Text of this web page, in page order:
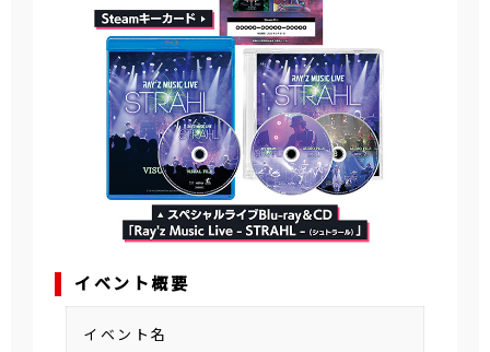
イベント概要
イベント名